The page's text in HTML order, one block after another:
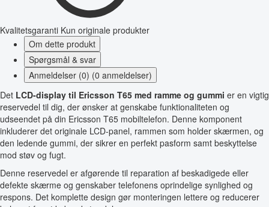
Kvalitetsgaranti Kun originale produkter
Om dette produkt
Spørgsmål & svar
Anmeldelser (0) (0 anmeldelser)
Det LCD-display til Ericsson T65 med ramme og gummi er en vigtig
reservedel til dig, der ønsker at genskabe funktionaliteten og
udseendet på din Ericsson T65 mobiltelefon. Denne komponent
inkluderer det originale LCD-panel, rammen som holder skærmen, og
den ledende gummi, der sikrer en perfekt pasform samt beskyttelse
mod støv og fugt.
Denne reservedel er afgørende til reparation af beskadigede eller
defekte skærme og genskaber telefonens oprindelige synlighed og
respons. Det komplette design gør monteringen lettere og reducerer